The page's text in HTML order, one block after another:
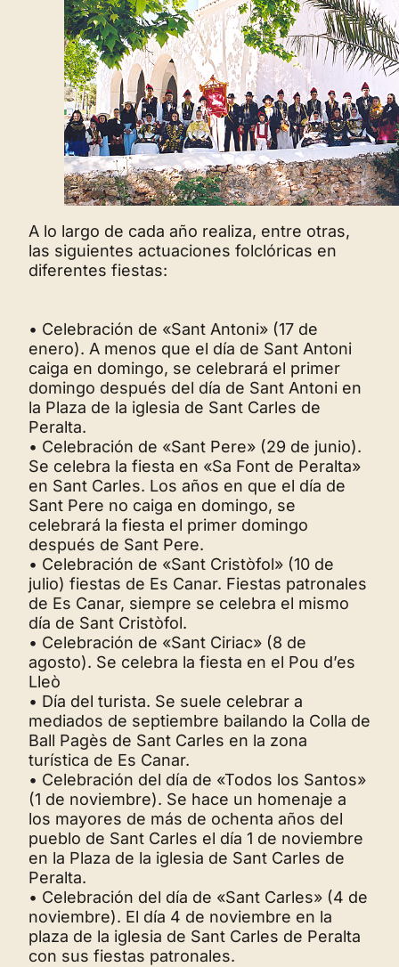
A lo largo de cada año realiza, entre otras,
las siguientes actuaciones folclóricas en
diferentes fiestas:
• Celebración de «Sant Antoni» (17 de
enero). A menos que el día de Sant Antoni
caiga en domingo, se celebrará el primer
domingo después del día de Sant Antoni en
la Plaza de la iglesia de Sant Carles de
Peralta.
• Celebración de «Sant Pere» (29 de junio).
Se celebra la fiesta en «Sa Font de Peralta»
en Sant Carles. Los años en que el día de
Sant Pere no caiga en domingo, se
celebrará la fiesta el primer domingo
después de Sant Pere.
• Celebración de «Sant Cristòfol» (10 de
julio) fiestas de Es Canar. Fiestas patronales
de Es Canar, siempre se celebra el mismo
día de Sant Cristòfol.
• Celebración de «Sant Ciriac» (8 de
agosto). Se celebra la fiesta en el Pou d’es
Lleò
• Día del turista. Se suele celebrar a
mediados de septiembre bailando la Colla de
Ball Pagès de Sant Carles en la zona
turística de Es Canar.
• Celebración del día de «Todos los Santos»
(1 de noviembre). Se hace un homenaje a
los mayores de más de ochenta años del
pueblo de Sant Carles el día 1 de noviembre
en la Plaza de la iglesia de Sant Carles de
Peralta.
• Celebración del día de «Sant Carles» (4 de
noviembre). El día 4 de noviembre en la
plaza de la iglesia de Sant Carles de Peralta
con sus fiestas patronales.